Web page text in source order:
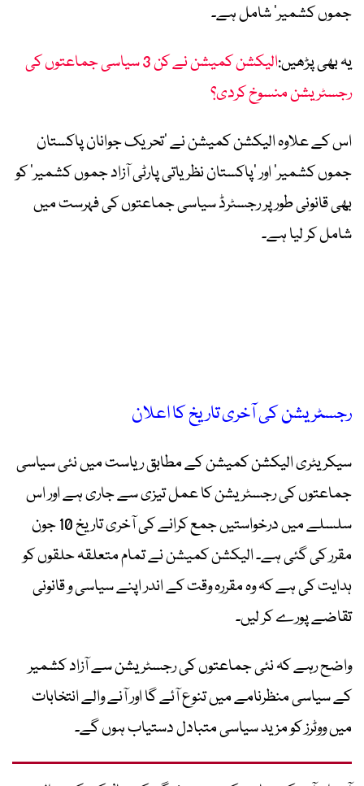
جموں کشمیر‘ شامل ہے۔
یہ بھی پڑھیں:
الیکشن کمیشن نے کن 3 سیاسی جماعتوں کی
رجسٹریشن منسوخ کردی؟
اس کے علاوہ الیکشن کمیشن نے ’تحریک جوانان پاکستان
جموں کشمیر‘ اور ’پاکستان نظریاتی پارٹی آزاد جموں کشمیر‘ کو
بھی قانونی طور پر رجسٹرڈ سیاسی جماعتوں کی فہرست میں
شامل کر لیا ہے۔
رجسٹریشن کی آخری تاریخ کا اعلان
سیکریٹری الیکشن کمیشن کے مطابق ریاست میں نئی سیاسی
جماعتوں کی رجسٹریشن کا عمل تیزی سے جاری ہے اور اس
سلسلے میں درخواستیں جمع کرانے کی آخری تاریخ 10 جون
مقرر کی گئی ہے۔ الیکشن کمیشن نے تمام متعلقہ حلقوں کو
ہدایت کی ہے کہ وہ مقررہ وقت کے اندر اپنے سیاسی و قانونی
تقاضے پورے کر لیں۔
واضح رہے کہ نئی جماعتوں کی رجسٹریشن سے آزاد کشمیر
کے سیاسی منظرنامے میں تنوع آئے گا اور آنے والے انتخابات
میں ووٹرز کو مزید سیاسی متبادل دستیاب ہوں گے۔